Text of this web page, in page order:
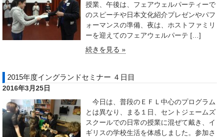
授業、午後は、フェアウェルパーティーで
のスピーチや日本文化紹介プレゼンやパフ
ォーマンスの準備、夜は、ホストファミリ
ーを迎えてのフェアウェルパーテ […]
続きを見る »
2015年度イングランドセミナー ４日目
2016年3月25日
今日は、普段のＥＦＬ中心のプログラム
とは異なり、まる１日、セントジェームズ
スクールでの日常の授業に混ぜて戴き、イ
ギリスの学校生活を体感しました。参加さ